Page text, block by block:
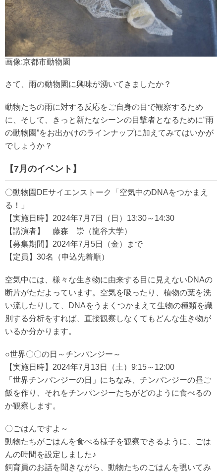
画像:京都市動物園
さて、雨の動物園に興味が湧いてきましたか？
動物たちの雨に対する反応をご自身の目で観察するため
に、そして、きっと新たなシーンの目撃者となるために‟雨
の動物園”をお出かけのラインナップに加えてみてはいかが
でしょうか？
【7月のイベント】
〇動物園DEサイエンストーク「空気中のDNAをつかまえ
る！」
【実施日時】2024年7月7日（日）13:30～14:30
【講演者】 藤森 崇（龍谷大学）
【募集期間】2024年7月5日（金）まで
【定員】30名（申込先着順）
空気中には、様々な生き物に由来する目に見えないDNAの
断片がただよっています。空気を吸ったり、植物の葉を洗
い流したりして、DNAをうまくつかまえて生物の種類を識
別する分析をすれば、直接観察しなくてもどんな生き物が
いるか分かります。
○世界〇〇の日～チンパンジー～
【実施日時】2024年7月13日（土）9:15～12:00
「世界チンパンジーの日」にちなみ、チンパンジーの昼ご
飯を作り、それをチンパンジーたちがどのように食べるの
か観察します。
〇ごはんですよ～
動物たちがごはんを食べる様子を観察できるように、ごは
んの時間を設定しました♪
飼育員のお話を聞きながら、動物たちのごはんを覗いてみ